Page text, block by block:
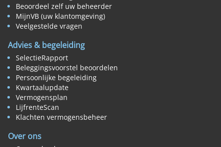
Beoordeel zelf uw beheerder
MijnVB (uw klantomgeving)
Veelgestelde vragen
Advies & begeleiding
SelectieRapport
Beleggingsvoorstel beoordelen
Persoonlijke begeleiding
Kwartaalupdate
Vermogensplan
LijfrenteScan
Klachten vermogensbeheer
Over ons